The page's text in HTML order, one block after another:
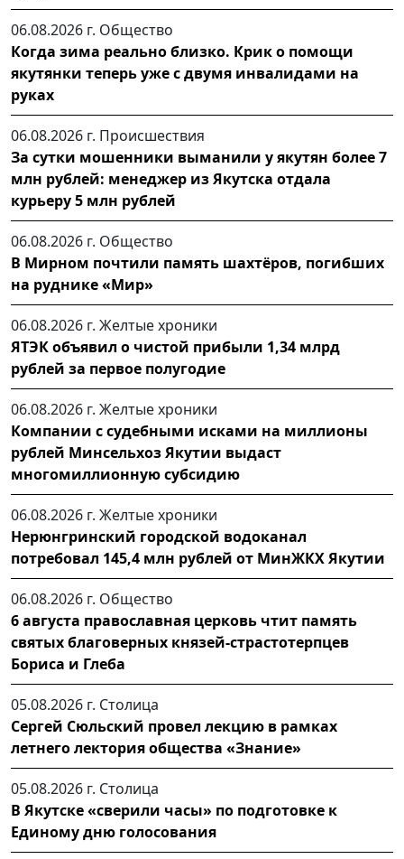
06.08.2026 г. Общество
Когда зима реально близко. Крик о помощи
якутянки теперь уже с двумя инвалидами на
руках
06.08.2026 г. Происшествия
За сутки мошенники выманили у якутян более 7
млн рублей: менеджер из Якутска отдала
курьеру 5 млн рублей
06.08.2026 г. Общество
В Мирном почтили память шахтёров, погибших
на руднике «Мир»
06.08.2026 г. Желтые хроники
ЯТЭК объявил о чистой прибыли 1,34 млрд
рублей за первое полугодие
06.08.2026 г. Желтые хроники
Компании с судебными исками на миллионы
рублей Минсельхоз Якутии выдаст
многомиллионную субсидию
06.08.2026 г. Желтые хроники
Нерюнгринский городской водоканал
потребовал 145,4 млн рублей от МинЖКХ Якутии
06.08.2026 г. Общество
6 августа православная церковь чтит память
святых благоверных князей-страстотерпцев
Бориса и Глеба
05.08.2026 г. Столица
Сергей Сюльский провел лекцию в рамках
летнего лектория общества «Знание»
05.08.2026 г. Столица
В Якутске «сверили часы» по подготовке к
Единому дню голосования